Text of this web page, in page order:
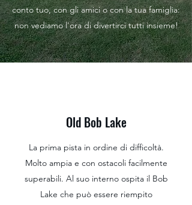
conto tuo, con gli amici o con la tua famiglia:
non vediamo l'ora di divertirci tutti insieme!
Old Bob Lake
La prima pista in ordine di difficoltà.
Molto ampia e con ostacoli facilmente
superabili. Al suo interno ospita il Bob
Lake che può essere riempito